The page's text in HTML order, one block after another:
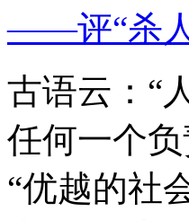
——评“杀
古语云：“
任何一个
“优越的社